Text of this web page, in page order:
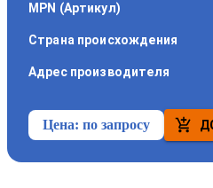
MPN (Артикул)
Страна происхождения
Адрес производителя
Цена: по запросу